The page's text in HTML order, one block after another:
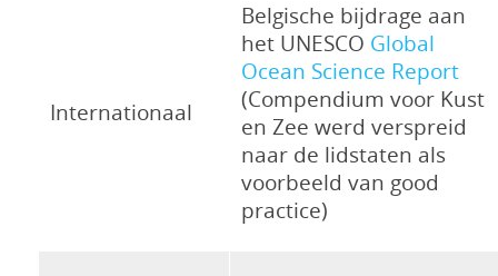
Internationaal
Belgische bijdrage aan
het UNESCO Global
Ocean Science Report
(Compendium voor Kust
en Zee werd verspreid
naar de lidstaten als
voorbeeld van good
practice)